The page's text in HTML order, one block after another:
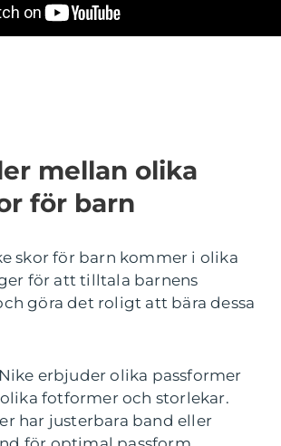
mellan olika
för barn
skor för barn kommer i olika
för att tilltala barnens
göra det roligt att bära dessa
erbjuder olika passformer
fotformer och storlekar.
har justerbara band eller